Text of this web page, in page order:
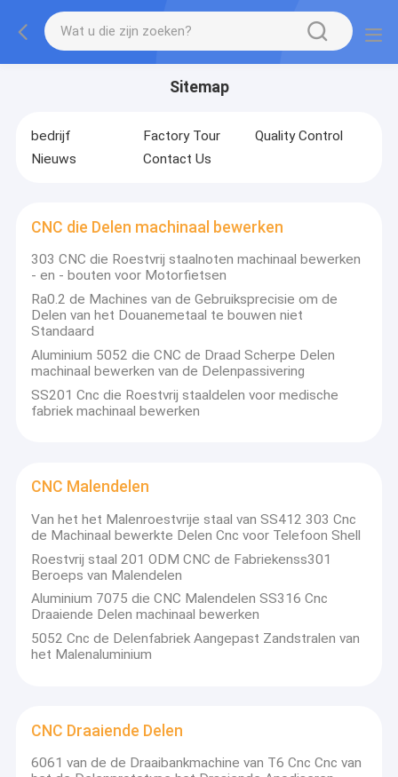
Sitemap
bedrijf Factory Tour
Quality Control
Nieuws
Contact Us
CNC die Delen machinaal bewerken
303 CNC die Roestvrij staalnoten machinaal bewerken
- en - bouten voor Motorfietsen
Ra0.2 de Machines van de Gebruiksprecisie om de
Delen van het Douanemetaal te bouwen niet
Standaard
Aluminium 5052 die CNC de Draad Scherpe Delen
machinaal bewerken van de Delenpassivering
SS201 Cnc die Roestvrij staaldelen voor medische
fabriek machinaal bewerken
CNC Malendelen
Van het het Malenroestvrije staal van SS412 303 Cnc
de Machinaal bewerkte Delen Cnc voor Telefoon Shell
Roestvrij staal 201 ODM CNC de Fabriekenss301
Beroeps van Malendelen
Aluminium 7075 die CNC Malendelen SS316 Cnc
Draaiende Delen machinaal bewerken
5052 Cnc de Delenfabriek Aangepast Zandstralen van
het Malenaluminium
CNC Draaiende Delen
6061 van de de Draaibankmachine van T6 Cnc Cnc van